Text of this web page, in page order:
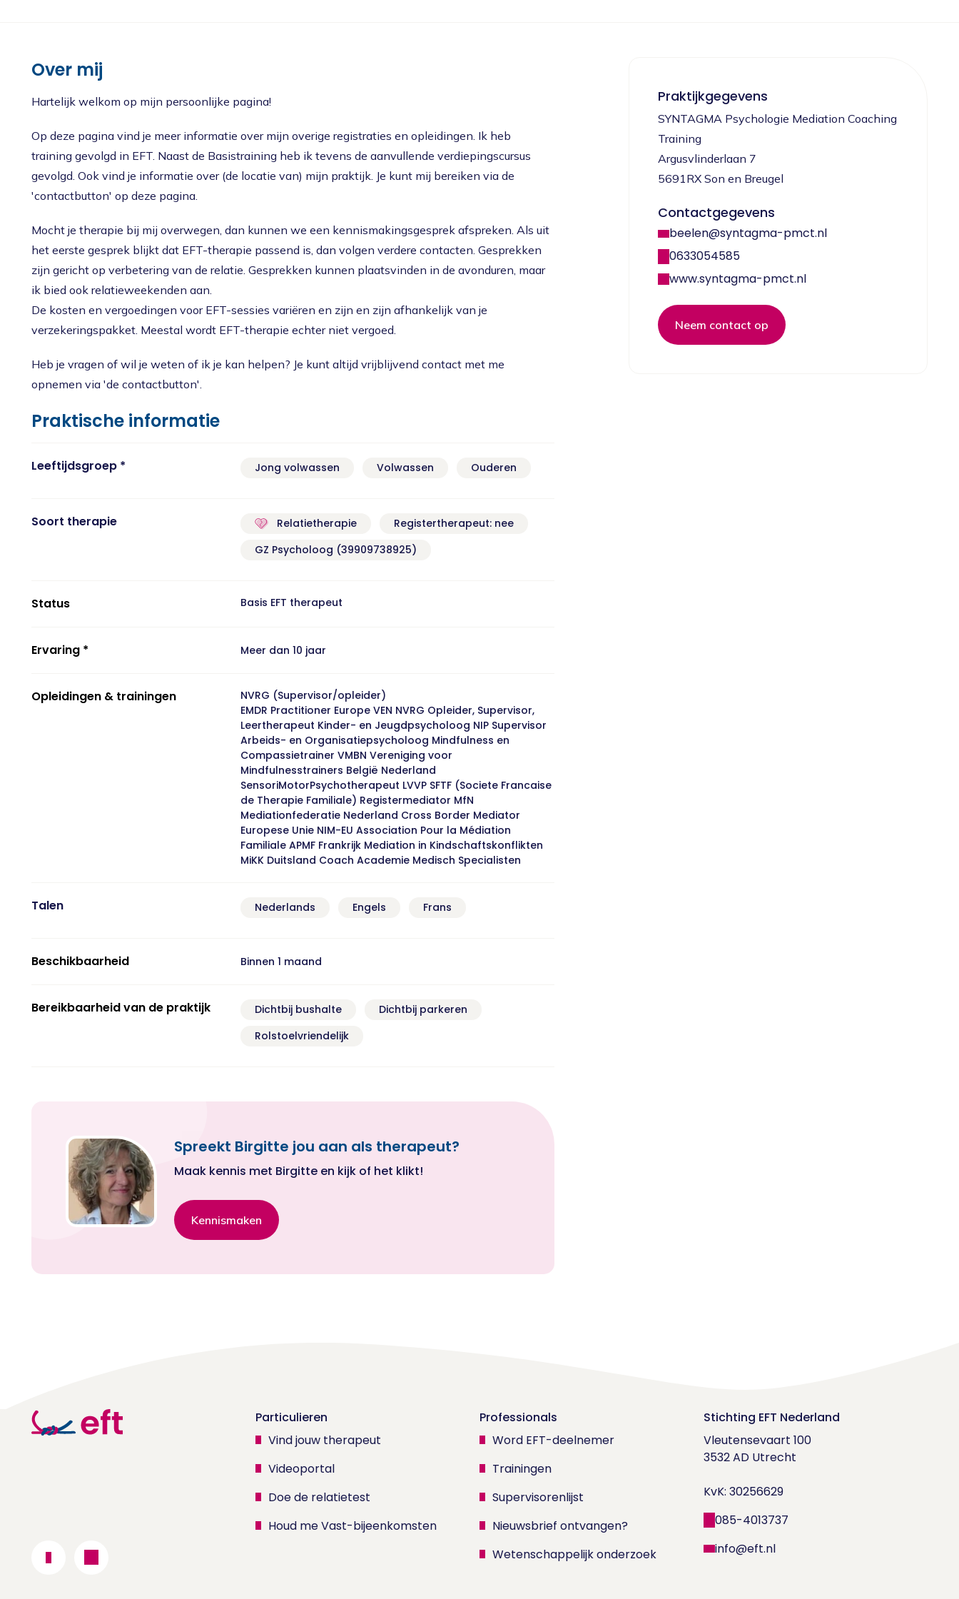
Over mij
Hartelijk welkom op mijn persoonlijke pagina!
Op deze pagina vind je meer informatie over mijn overige registraties en opleidingen. Ik heb
training gevolgd in EFT. Naast de Basistraining heb ik tevens de aanvullende verdiepingscursus
gevolgd. Ook vind je informatie over (de locatie van) mijn praktijk. Je kunt mij bereiken via de
'contactbutton' op deze pagina.
Mocht je therapie bij mij overwegen, dan kunnen we een kennismakingsgesprek afspreken. Als uit
het eerste gesprek blijkt dat EFT-therapie passend is, dan volgen verdere contacten. Gesprekken
zijn gericht op verbetering van de relatie. Gesprekken kunnen plaatsvinden in de avonduren, maar
ik bied ook relatieweekenden aan.
De kosten en vergoedingen voor EFT-sessies variëren en zijn en zijn afhankelijk van je
verzekeringspakket. Meestal wordt EFT-therapie echter niet vergoed.
Heb je vragen of wil je weten of ik je kan helpen? Je kunt altijd vrijblijvend contact met me
opnemen via 'de contactbutton'.
Praktische informatie
Leeftijdsgroep * Jong volwassen Volwassen Ouderen
Soort therapie Relatietherapie
Registertherapeut: nee
GZ Psycholoog (39909738925)
Status Basis EFT therapeut
Ervaring * Meer dan 10 jaar
Opleidingen & trainingen
NVRG (Supervisor/opleider)
EMDR Practitioner Europe VEN NVRG Opleider, Supervisor,
Leertherapeut Kinder- en Jeugdpsycholoog NIP Supervisor
Arbeids- en Organisatiepsycholoog Mindfulness en
Compassietrainer VMBN Vereniging voor
Mindfulnesstrainers België Nederland
SensoriMotorPsychotherapeut LVVP SFTF (Societe Francaise
de Therapie Familiale) Registermediator MfN
Mediationfederatie Nederland Cross Border Mediator
Europese Unie NIM-EU Association Pour la Médiation
Familiale APMF Frankrijk Mediation in Kindschaftskonflikten
MiKK Duitsland Coach Academie Medisch Specialisten
Talen Nederlands Engels Frans
Beschikbaarheid Binnen 1 maand
Bereikbaarheid van de praktijk Dichtbij bushalte
Dichtbij parkeren
Rolstoelvriendelijk
Spreekt Birgitte jou aan als therapeut?
Maak kennis met Birgitte en kijk of het klikt!
Kennismaken
Praktijkgegevens
SYNTAGMA Psychologie Mediation Coaching
Training
Argusvlinderlaan 7
5691RX Son en Breugel
Contactgegevens
beelen@syntagma-pmct.nl
0633054585
www.syntagma-pmct.nl
Neem contact op
Particulieren
Vind jouw therapeut
Videoportal
Doe de relatietest
Houd me Vast-bijeenkomsten
Professionals
Word EFT-deelnemer
Trainingen
Supervisorenlijst
Nieuwsbrief ontvangen?
Wetenschappelijk onderzoek
Stichting EFT Nederland
Vleutensevaart 100
3532 AD Utrecht
KvK: 30256629
085-4013737
info@eft.nl